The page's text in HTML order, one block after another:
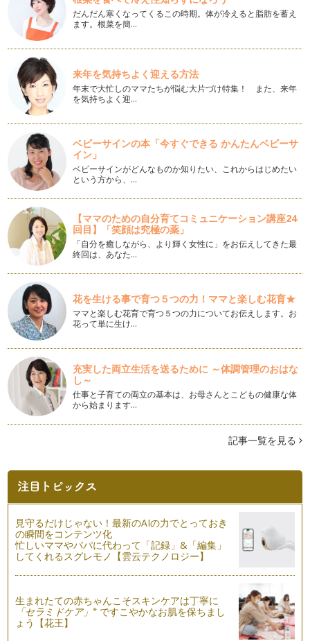
だんだん寒くなってくるこの時期。体が冷えると脂肪を蓄え
ます。根菜を簡…
来年を気持ちよく迎える方法
年末で大忙しのママたちが悩む大片づけ特集！ また、来年
を気持ちよく迎…
ベビーサインの本「今すぐできる かんたんベビーサ
イン」
ベビーサインがどんなものか知りたい、これからはじめたい
という方から、…
【ママのための自分育てコミュニケーション講座24
回目】「笑顔は究極の薬」
「自分を癒しながら、より輝く女性に」をお伝えしてきた最
終回は、あなた…
花を生ける事で育つ５つの力！ママと楽しむ花育★
ママと楽しむ花育で育つ５つの力についてお伝えします。お
花って単に生け…
充実した両立生活を送るために ～体調管理のおはな
し～
仕事と子育ての両立の基本は、お母さんとこどもの健康な体
から始まります…
記事一覧を見る
見守るだけじゃない！最新のAIの力でとっておき
の瞬間をコンテンツ化
忙しいママやパパに代わって「記録」&「編集」
してくれるスグレモノ【雲云テクノロジー】
生まれたての赤ちゃんこそスキンケアは丁寧に
「セラミドケア」※ ですこやかなお肌を保ちまし
ょう【花王】